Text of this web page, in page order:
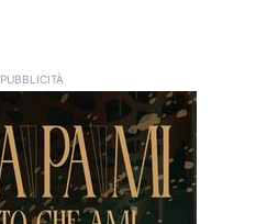
PUBBLICITÀ